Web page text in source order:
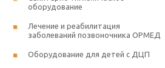
оборудование
Лечение и реабилитация
заболеваний позвоночника ОРМЕД
Оборудование для детей с ДЦП